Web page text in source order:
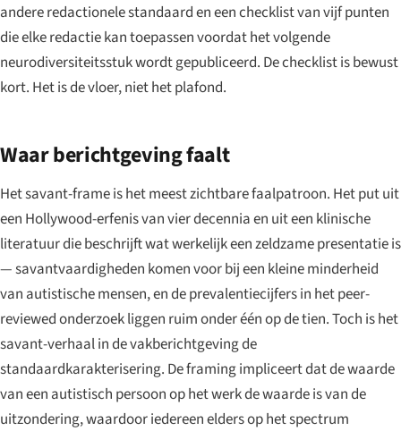
andere redactionele standaard en een checklist van vijf punten
die elke redactie kan toepassen voordat het volgende
neurodiversiteitsstuk wordt gepubliceerd. De checklist is bewust
kort. Het is de vloer, niet het plafond.
Waar berichtgeving faalt
Het savant-frame is het meest zichtbare faalpatroon. Het put uit
een Hollywood-erfenis van vier decennia en uit een klinische
literatuur die beschrijft wat werkelijk een zeldzame presentatie is
— savantvaardigheden komen voor bij een kleine minderheid
van autistische mensen, en de prevalentiecijfers in het peer-
reviewed onderzoek liggen ruim onder één op de tien. Toch is het
savant-verhaal in de vakberichtgeving de
standaardkarakterisering. De framing impliceert dat de waarde
van een autistisch persoon op het werk de waarde is van de
uitzondering, waardoor iedereen elders op het spectrum